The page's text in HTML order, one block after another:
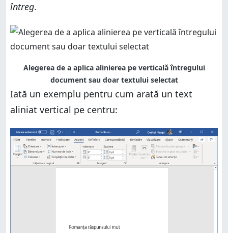
întreg.
Alegerea de a aplica alinierea pe verticală întregului
document sau doar textului selectat
Iată un exemplu pentru cum arată un text
aliniat vertical pe centru: